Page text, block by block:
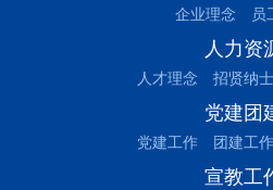
企业理念 员
人力资
人才理念 招贤纳士
党建团
党建工作 团建工作
宣教工